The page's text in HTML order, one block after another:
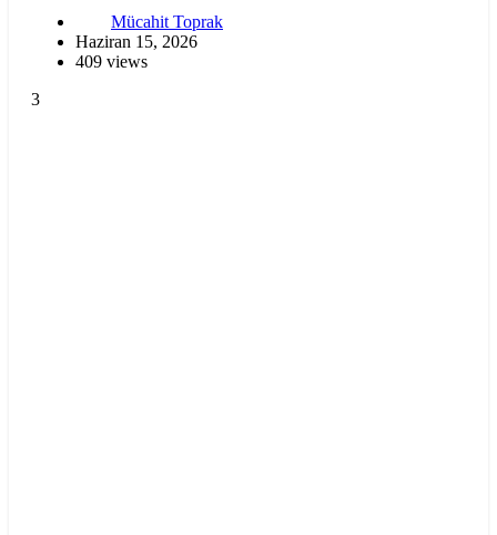
Mücahit Toprak
Haziran 15, 2026
409 views
3